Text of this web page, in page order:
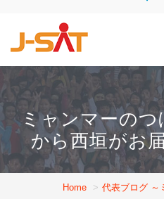
ミャンマーのつ
から西垣がお
Home 代表ブログ ～